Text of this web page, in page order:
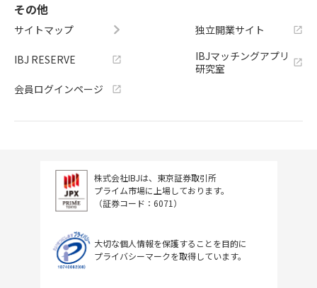
その他
サイトマップ
IBJ RESERVE
会員ログインページ
独立開業サイト
IBJマッチングアプリ
研究室
株式会社IBJは、東京証券取引所
プライム市場に上場しております。
（証券コード：6071）
大切な個人情報を保護することを目的に
プライバシーマークを取得しています。